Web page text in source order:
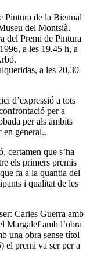
Pintura de la Biennal
del Montsià.
del Premi de Pintura
a les 19,45 h, a
a les 20,30
d’expressió a tots
per a
per als àmbits
en general..
certamen que s’ha
els primers premis
fa a la quantia del
i qualitat de les
Carles Guerra amb
Margalef amb l’obra
una obra sense títol
el premi va ser per a